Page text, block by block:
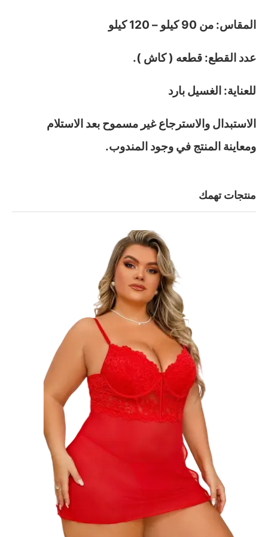
المقاس: من 90 كيلو – 120 كيلو
عدد القطع: قطعه ( كاش ).
للعناية: الغسيل بارد
الاستبدال والاسترجاع غير مسموح بعد الاستلام
ومعاينة المنتج في وجود المندوب.
منتجات تهمك